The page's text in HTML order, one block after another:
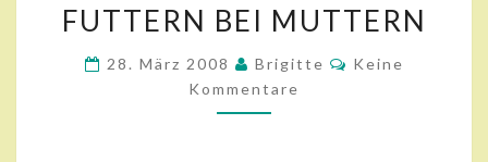
U
T
E
R
FUTTERN BEI MUTTERN
28. März 2008 Brigitte
K
O
Keine
Kommentare